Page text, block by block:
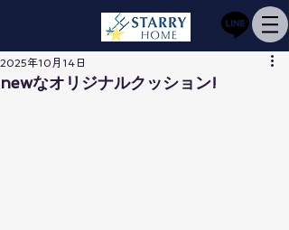
newなオリジナルクッション!
2025年10月14日